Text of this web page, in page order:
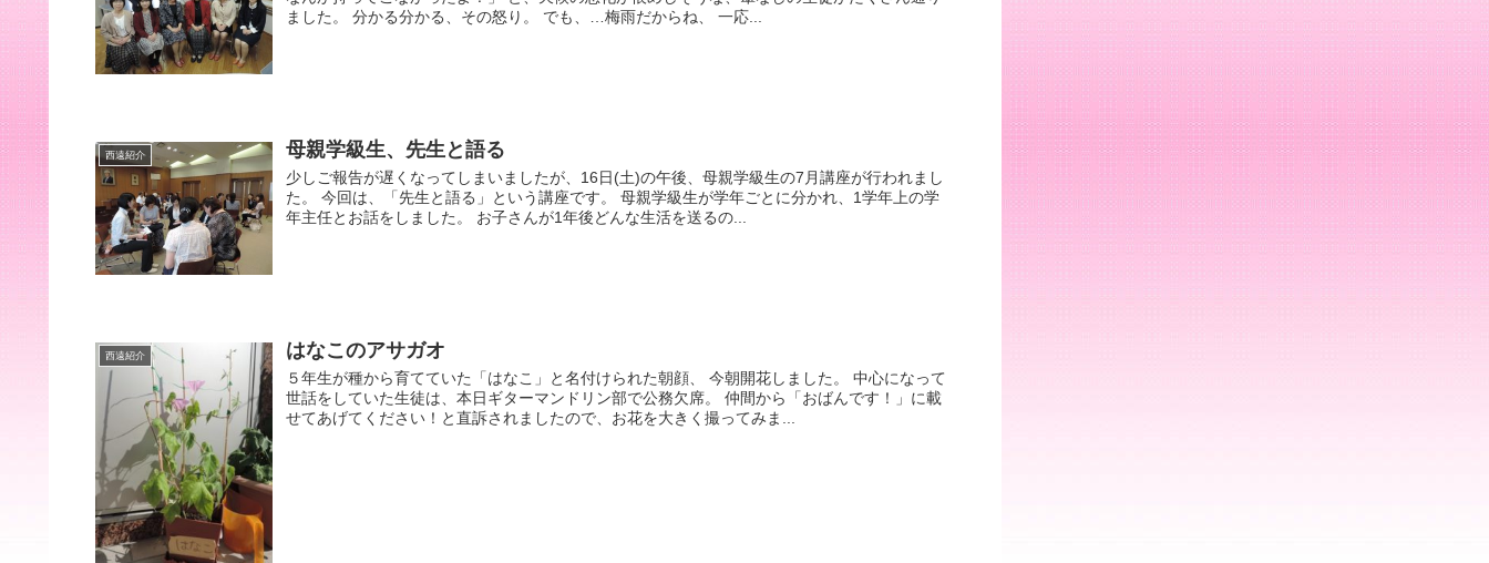
ました。 分かる分かる、その怒り。 でも、…梅雨だからね、 一応...
西遠紹介 母親学級生、先生と語る
少しご報告が遅くなってしまいましたが、16日(土)の午後、母親学級生の7月講座が行われまし
た。 今回は、「先生と語る」という講座です。 母親学級生が学年ごとに分かれ、1学年上の学
年主任とお話をしました。 お子さんが1年後どんな生活を送るの...
西遠紹介 はなこのアサガオ
５年生が種から育てていた「はなこ」と名付けられた朝顔、 今朝開花しました。 中心になって
世話をしていた生徒は、本日ギターマンドリン部で公務欠席。 仲間から「おばんです！」に載
せてあげてください！と直訴されましたので、お花を大きく撮ってみま...